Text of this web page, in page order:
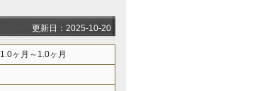
更新日：2025-10-20
1.0ヶ月～1.0ヶ月